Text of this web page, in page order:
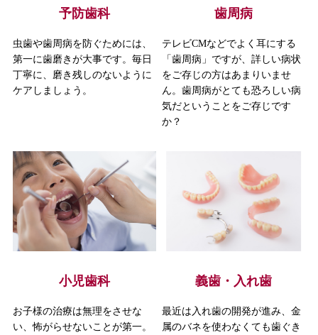
予防歯科
虫歯や歯周病を防ぐためには、
第一に歯磨きが大事です。毎日
丁寧に、磨き残しのないように
ケアしましょう。
歯周病
テレビCMなどでよく耳にする
「歯周病」ですが、詳しい病状
をご存じの方はあまりいませ
ん。歯周病がとても恐ろしい病
気だということをご存じです
か？
小児歯科
お子様の治療は無理をさせな
い、怖がらせないことが第一。
義歯・入れ歯
最近は入れ歯の開発が進み、金
属のバネを使わなくても歯ぐき